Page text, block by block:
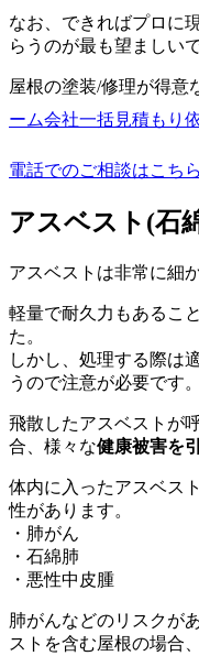
なお、できればプロに
らうのが最も望ましい
屋根の塗装/修理が得意
ーム会社一括見積もり
電話でのご相談はこちら
アスベスト(石
アスベストは非常に細
軽量で耐久力もあるこ
た。
しかし、処理する際は
うので注意が必要です。
飛散したアスベストが
合、様々な健康被害を
体内に入ったアスベス
性があります。
・肺がん
・石綿肺
・悪性中皮腫
肺がんなどのリスクが
ストを含む屋根の場合